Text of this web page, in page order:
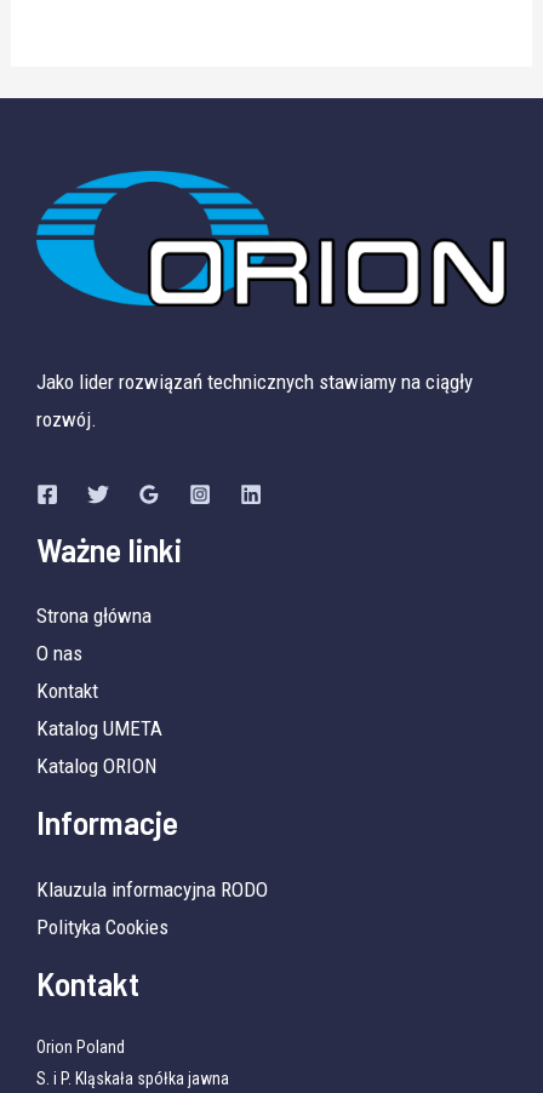
Jako lider rozwiązań technicznych stawiamy na ciągły
rozwój.
Ważne linki
Strona główna
O nas
Kontakt
Katalog UMETA
Katalog ORION
Informacje
Klauzula informacyjna RODO
Polityka Cookies
Kontakt
Orion Poland
S. i P. Kląskała spółka jawna